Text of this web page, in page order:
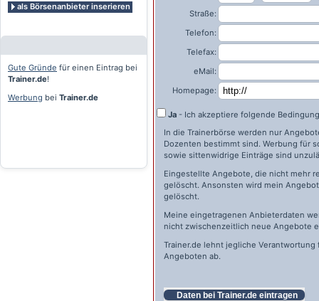
als Börsenanbieter inserieren
Gute Gründe für einen Eintrag bei
Trainer.de!
Werbung bei Trainer.de
Straße:
Telefon:
Telefax:
eMail:
Homepage:
Ja - Ich akzeptiere folgende
In die Trainerbörse werden nur
Dozenten bestimmt sind. Werbung für
sowie sittenwidrige Einträge sind
Eingestellte Angebote, die nicht mehr
gelöscht. Ansonsten wird mein
gelöscht.
Meine eingetragenen Anbieterdaten
nicht zwischenzeitlich neue Angebote
Trainer.de lehnt jegliche
Angeboten ab.
Daten bei Trainer.de eintragen